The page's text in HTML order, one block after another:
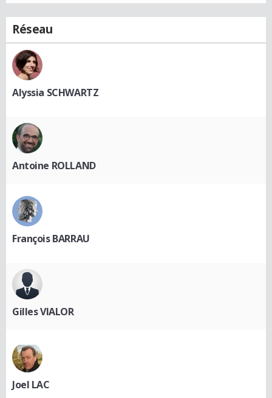
Réseau
Alyssia SCHWARTZ
Antoine ROLLAND
François BARRAU
Gilles VIALOR
Joel LAC